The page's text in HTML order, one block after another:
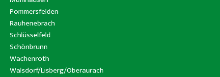
Pommersfelden
Rauhenebrach
Schlüsselfeld
Schönbrunn
Wachenroth
Walsdorf/Lisberg/Oberaurach